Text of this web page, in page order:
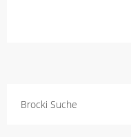
Brocki Suche